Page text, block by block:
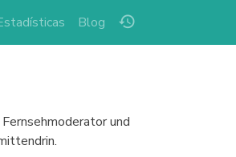
history
Blog
und